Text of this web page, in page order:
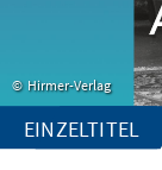
Hirmer-Verlag
EINZELTITEL